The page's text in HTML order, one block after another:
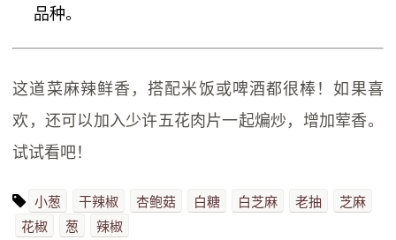
品种。
这道菜麻辣鲜香，搭配米饭或啤酒都很棒！如果喜
欢，还可以加入少许五花肉片一起煸炒，增加荤香。
试试看吧！
小葱 干辣椒 杏鲍菇 白糖 白芝麻 老抽
芝麻
花椒
葱 辣椒